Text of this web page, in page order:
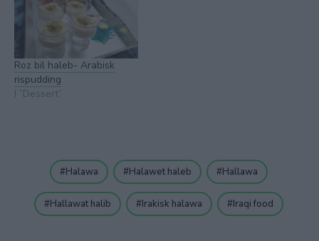
Roz bil haleb- Arabisk
rispudding
I ”Dessert”
Halawa Halawet haleb Hallawa
Hallawat halib Irakisk halawa Iraqi food